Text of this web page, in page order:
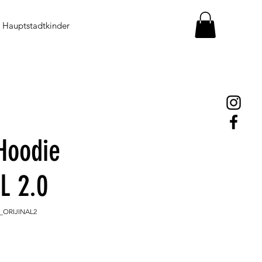
Hauptstadtkinder
2.0